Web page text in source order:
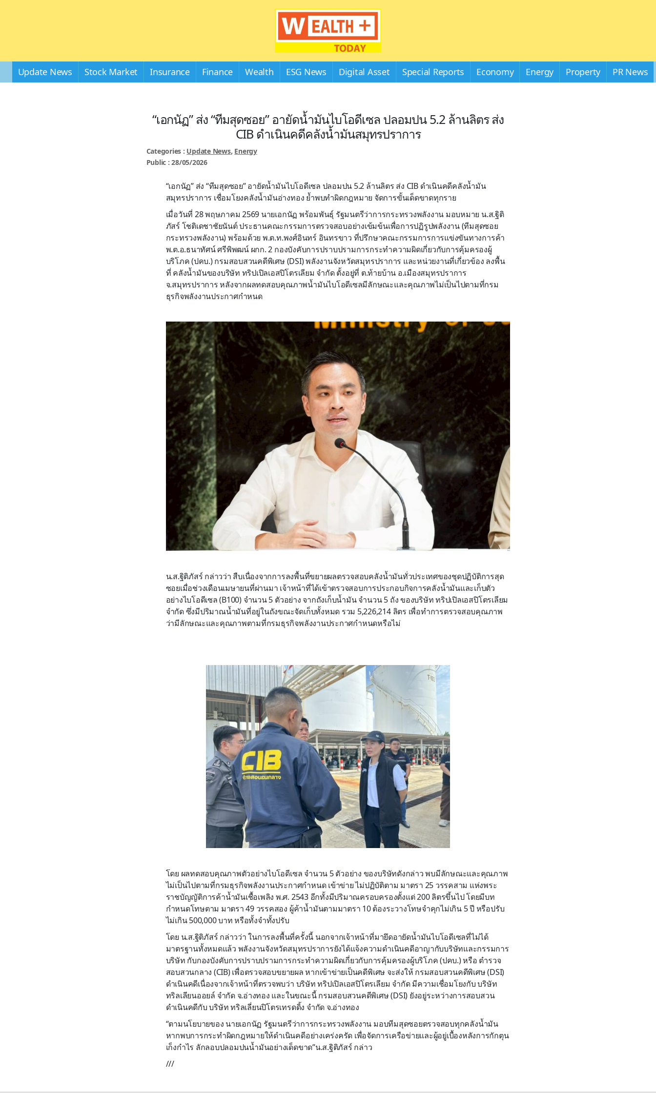
Update News Stock Market Insurance Finance Wealth ESG News Digital Asset Special Reports Economy Energy Property PR News
“เอกนัฏ” ส่ง “ทีมสุดซอย” อายัดน้ำมันไบโอดีเซล ปลอมปน 5.2 ล้านลิตร ส่ง
CIB ดำเนินคดีคลังน้ำมันสมุทรปราการ
Categories : Update News, Energy
Public : 28/05/2026
“เอกนัฏ” ส่ง “ทีมสุดซอย” อายัดน้ำมันไบโอดีเซล ปลอมปน 5.2 ล้านลิตร ส่ง CIB ดำเนินคดีคลังน้ำมัน
สมุทรปราการ เชื่อมโยงคลังน้ำมันอ่างทอง ย้ำพบทำผิดกฎหมาย จัดการขั้นเด็ดขาดทุกราย
เมื่อวันที่ 28 พฤษภาคม 2569 นายเอกนัฏ พร้อมพันธุ์ รัฐมนตรีว่าการกระทรวงพลังงาน มอบหมาย น.ส.ฐิติ
ภัสร์ โชติเดชาชัยนันต์ ประธานคณะกรรมการตรวจสอบอย่างเข้มข้นเพื่อการปฏิรูปพลังงาน (ทีมสุดซอย
กระทรวงพลังงาน) พร้อมด้วย พ.ต.ท.พงศ์อินทร์ อินทรขาว ที่ปรึกษาคณะกรรมการการแข่งขันทางการค้า
พ.ต.อ.ธนาทัศน์ ศรีพิพฒน์ ผกก. 2 กองบังคับการปราบปรามการกระทำความผิดเกี่ยวกับการคุ้มครองผู้
บริโภค (ปคบ.) กรมสอบสวนคดีพิเศษ (DSI) พลังงานจังหวัดสมุทรปราการ และหน่วยงานที่เกี่ยวข้อง ลงพื้น
ที่ คลังน้ำมันของบริษัท ทริปเปิลเอสปิโตรเลียม จำกัด ตั้งอยู่ที่ ต.ท้ายบ้าน อ.เมืองสมุทรปราการ
จ.สมุทรปราการ หลังจากผลทดสอบคุณภาพน้ำมันไบโอดีเซลมีลักษณะและคุณภาพไม่เป็นไปตามที่กรม
ธุรกิจพลังงานประกาศกำหนด
น.ส.ฐิติภัสร์ กล่าวว่า สืบเนื่องจากการลงพื้นที่ขยายผลตรวจสอบคลังน้ำมันทั่วประเทศของชุดปฏิบัติการสุด
ซอยเมื่อช่วงเดือนเมษายนที่ผ่านมา เจ้าหน้าที่ได้เข้าตรวจสอบการประกอบกิจการคลังน้ำมันและเก็บตัว
อย่างไบโอดีเซล (B100) จำนวน 5 ตัวอย่าง จากถังเก็บน้ำมัน จำนวน 5 ถัง ของบริษัท ทริปเปิลเอสปิโตรเลียม
จำกัด ซึ่งมีปริมาณน้ำมันที่อยู่ในถังขณะจัดเก็บทั้งหมด รวม 5,226,214 ลิตร เพื่อทำการตรวจสอบคุณภาพ
ว่ามีลักษณะและคุณภาพตามที่กรมธุรกิจพลังงานประกาศกำหนดหรือไม่
โดย ผลทดสอบคุณภาพตัวอย่างไบโอดีเซล จำนวน 5 ตัวอย่าง ของบริษัทดังกล่าว พบมีลักษณะและคุณภาพ
ไม่เป็นไปตามที่กรมธุรกิจพลังงานประกาศกำหนด เข้าข่าย ไม่ปฏิบัติตาม มาตรา 25 วรรคสาม แห่งพระ
ราชบัญญัติการค้าน้ำมันเชื้อเพลิง พ.ศ. 2543 อีกทั้งมีปริมาณครอบครองตั้งแต่ 200 ลิตรขึ้นไป โดยมีบท
กำหนดโทษตาม มาตรา 49 วรรคสอง ผู้ค้าน้ำมันตามมาตรา 10 ต้องระวางโทษจำคุกไม่เกิน 5 ปี หรือปรับ
ไม่เกิน 500,000 บาท หรือทั้งจำทั้งปรับ
โดย น.ส.ฐิติภัสร์ กล่าวว่า ในการลงพื้นที่ครั้งนี้ นอกจากเจ้าหน้าที่มายึดอายัดน้ำมันไบโอดีเซลที่ไม่ได้
มาตรฐานทั้งหมดแล้ว พลังงานจังหวัดสมุทรปราการยังได้แจ้งความดำเนินคดีอาญากับบริษัทและกรรมการ
บริษัท กับกองบังคับการปราบปรามการกระทำความผิดเกี่ยวกับการคุ้มครองผู้บริโภค (ปคบ.) หรือ ตำรวจ
สอบสวนกลาง (CIB) เพื่อตรวจสอบขยายผล หากเข้าข่ายเป็นคดีพิเศษ จะส่งให้ กรมสอบสวนคดีพิเศษ (DSI)
ดำเนินคดีเนื่องจากเจ้าหน้าที่ตรวจพบว่า บริษัท ทริปเปิลเอสปิโตรเลียม จำกัด มีความเชื่อมโยงกับ บริษัท
ทริลเลียนออยล์ จำกัด จ.อ่างทอง และในขณะนี้ กรมสอบสวนคดีพิเศษ (DSI) ยังอยู่ระหว่างการสอบสวน
ดำเนินคดีกับ บริษัท ทริลเลี่ยนปิโตรเทรดดิ้ง จำกัด จ.อ่างทอง
“ตามนโยบายของ นายเอกนัฏ รัฐมนตรีว่าการกระทรวงพลังงาน มอบทีมสุดซอยตรวจสอบทุกคลังน้ำมัน
หากพบการกระทำผิดกฎหมายให้ดำเนินคดีอย่างเคร่งครัด เพื่อจัดการเครือข่ายและผู้อยู่เบื้องหลังการกักตุน
เก็งกำไร ลักลอบปลอมปนน้ำมันอย่างเด็ดขาด”น.ส.ฐิติภัสร์ กล่าว
///